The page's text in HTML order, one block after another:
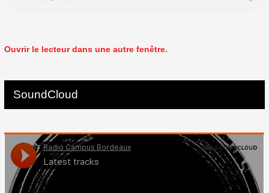
Ouvrir le lecteur dans une autre fenêtre.
SoundCloud